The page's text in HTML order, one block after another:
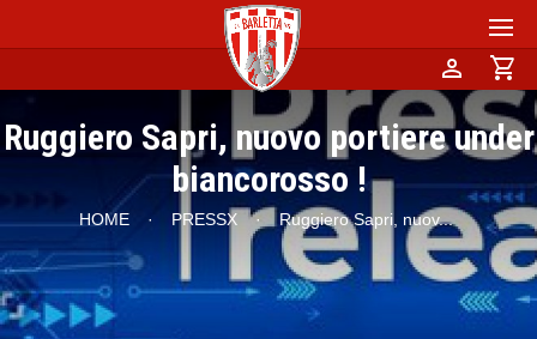
person shopping_cart
Ruggiero Sapri, nuovo portiere under
biancorosso !
HOME · PRESSX · Ruggiero Sapri, nuov...